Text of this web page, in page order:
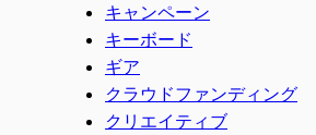
キャンペーン
キーボード
ギア
クラウドファンディング
クリエイティブ